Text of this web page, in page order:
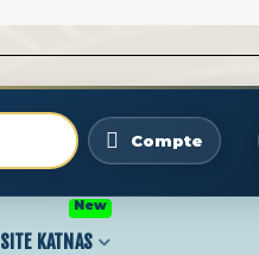
Compte
SITE KATNAS
New